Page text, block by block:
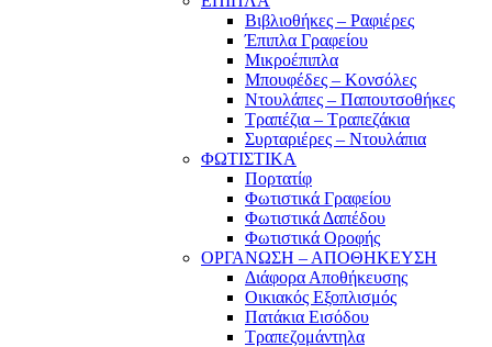
Βιβλιοθήκες – Ραφιέρες
Έπιπλα Γραφείου
Μικροέπιπλα
Μπουφέδες – Κονσόλες
Ντουλάπες – Παπουτσοθήκες
Τραπέζια – Τραπεζάκια
Συρταριέρες – Ντουλάπια
ΦΩΤΙΣΤΙΚΑ
Πορτατίφ
Φωτιστικά Γραφείου
Φωτιστικά Δαπέδου
Φωτιστικά Οροφής
ΟΡΓΑΝΩΣΗ – ΑΠΟΘΗΚΕΥΣΗ
Διάφορα Αποθήκευσης
Οικιακός Εξοπλισμός
Πατάκια Εισόδου
Τραπεζομάντηλα